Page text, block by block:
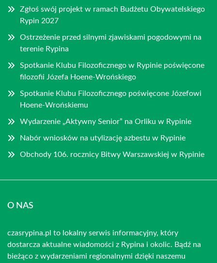
Zgłoś swój projekt w ramach Budżetu Obywatelskiego
Rypin 2027
Ostrzeżenie przed silnymi zjawiskami pogodowymi na
terenie Rypina
Spotkanie Klubu Filozoficznego w Rypinie poświęcone
filozofii Józefa Hoene-Wrońskiego
Spotkanie Klubu Filozoficznego poświęcone Józefowi
Hoene-Wrońskiemu
Wydarzenie „Aktywny Senior” na Orliku w Rypinie
Nabór wniosków na utylizację azbestu w Rypinie
Obchody 106. rocznicy Bitwy Warszawskiej w Rypinie
O NAS
czasrypina.pl to lokalny serwis informacyjny, który
dostarcza aktualne wiadomości z Rypina i okolic. Bądź na
bieżąco z wydarzeniami regionalnymi dzięki naszemu